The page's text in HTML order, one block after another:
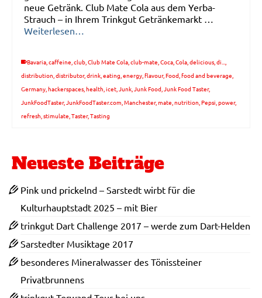
neue Getränk. Club Mate Cola aus dem Yerba-
Strauch – in Ihrem Trinkgut Getränkemarkt …
Weiterlesen…
Bavaria,caffeine,club,Club Mate Cola,club-mate,Coca,Cola,delicious,di...,
distribution,distributor,drink,eating,energy,flavour,Food,food and beverage,
Germany,hackerspaces,health,icet,Junk,Junk Food,Junk Food Taster,
JunkFoodTaster,JunkFoodTaster.com,Manchester,mate,nutrition,Pepsi,power,
refresh,stimulate,Taster,Tasting
Neueste Beiträge
Pink und prickelnd – Sarstedt wirbt für die
Kulturhauptstadt 2025 – mit Bier
trinkgut Dart Challenge 2017 – werde zum Dart-Helden
Sarstedter Musiktage 2017
besonderes Mineralwasser des Tönissteiner
Privatbrunnens